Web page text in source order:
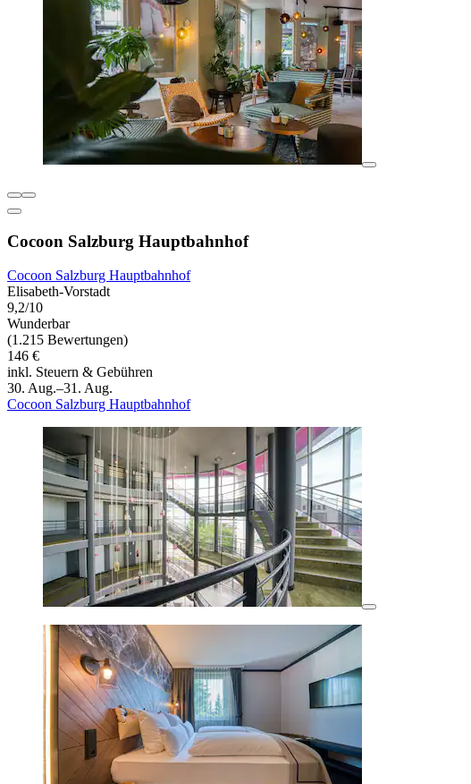
Cocoon Salzburg Hauptbahnhof
Cocoon Salzburg Hauptbahnhof
Elisabeth-Vorstadt
9,2/10
Wunderbar
(1.215 Bewertungen)
146 €
inkl. Steuern & Gebühren
30. Aug.–31. Aug.
Cocoon Salzburg Hauptbahnhof